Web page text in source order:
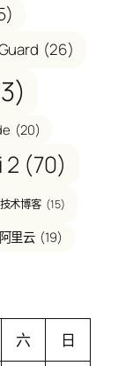
(26)
(20)
2 (70)
技术博客 (15)
阿里云 (19)
六 日